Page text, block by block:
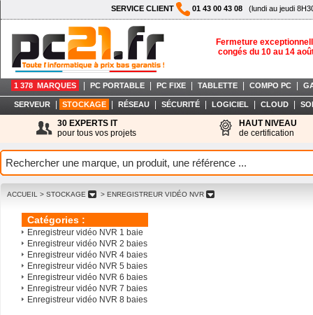
SERVICE CLIENT 01 43 00 43 08 (lundi au jeudi
Fermeture
congés du 10 au 14
1 378 MARQUES PC PORTABLE PC FIXE TABLETTE COMPO PC
SERVEUR STOCKAGE RÉSEAU SÉCURITÉ LOGICIEL CLOUD
30 EXPERTS IT
pour tous vos projets
HAUT NIVEAU
de certification
ACCUEIL > STOCKAGE > ENREGISTREUR VIDÉO NVR
Catégories :
Enregistreur vidéo NVR 1 baie
Enregistreur vidéo NVR 2 baies
Enregistreur vidéo NVR 4 baies
Enregistreur vidéo NVR 5 baies
Enregistreur vidéo NVR 6 baies
Enregistreur vidéo NVR 7 baies
Enregistreur vidéo NVR 8 baies